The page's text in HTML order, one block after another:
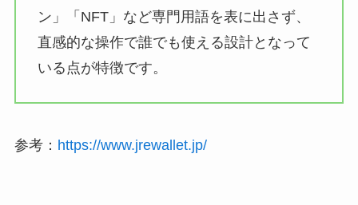
ン」「NFT」など専門用語を表に出さず、
直感的な操作で誰でも使える設計となって
いる点が特徴です。
参考： https://www.jrewallet.jp/